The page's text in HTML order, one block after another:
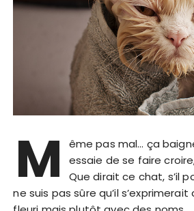
M
ême pas mal… ça
essaie de se faire
Que dirait ce chat, s’il
ne suis pas sûre qu’il